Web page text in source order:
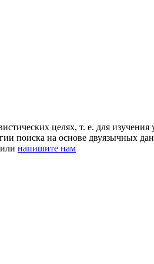
целях, т. е. для
поиска на основе двуязычных
напишите нам